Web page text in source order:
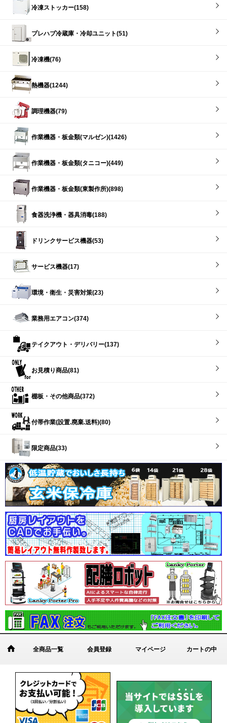
冷凍ストッカー(158)
プレハブ冷蔵庫・冷却ユニット(51)
冷凍機(76)
熱機器(1244)
調理機器(79)
作業機器・板金類(マルゼン)(1426)
作業機器・板金類(タニコー)(449)
作業機器・板金類(東製作所)(898)
食器洗浄機・器具消毒(188)
ドリンクサービス機器(53)
サービス機器(17)
環境・衛生・災害対策(23)
業務用エアコン(374)
テイクアウト・デリバリー(137)
お見積り商品(81)
棚板・その他商品(372)
付帯作業(設置.廃棄.送料)(80)
限定商品(33)
全商品一覧 会員登録 マイページ カートの中